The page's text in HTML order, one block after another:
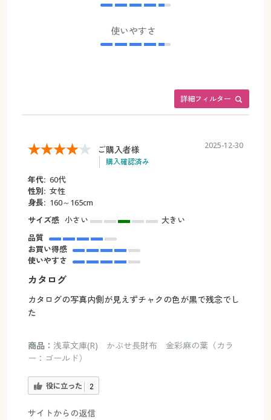
使いやすさ
詳細フィルター
ご購入者様
購入確認済み
2025-12-30
年代: 60代
性別: 女性
身長: 160～165cm
サイズ感 小さい
大きい
品質
お買い得感
使いやすさ
カタログ
カタログの写真内側が見えずチャクの色が黒で残念でし
た
商品： 浅草文庫(R) かぶせ長財布 金彩麻の葉（カラ
ー：ゴールド）
役に立った 2
サイトからの返信